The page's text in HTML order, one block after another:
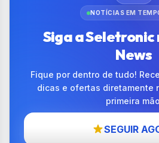
NOTÍCIAS EM
Siga a Seletronic
News
Fique por dentro de tudo!
dicas e ofertas diretamente
primeira
SEGUIR